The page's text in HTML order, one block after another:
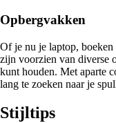
Opbergvakken
Of je nu je laptop,
zijn voorzien van diverse
kunt houden. Met aparte
lang te zoeken naar je
Stijltips